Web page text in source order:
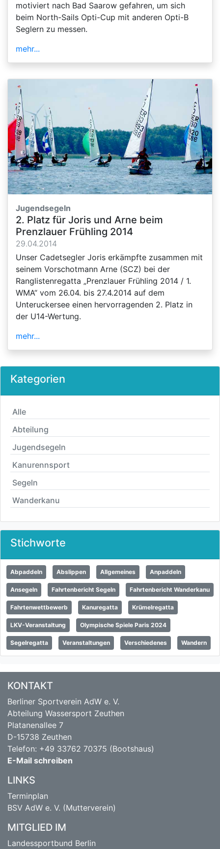
motiviert nach Bad Saarow gefahren, um sich
beim North-Sails Opti-Cup mit anderen Opti-B
Seglern zu messen.
mehr...
Jugendsegeln
2. Platz für Joris und Arne beim
Prenzlauer Frühling 2014
29.04.2014
Unser Cadetsegler Joris erkämpfte zusammen mit
seinem Vorschotmann Arne (SCZ) bei der
Ranglistenregatta „Prenzlauer Frühling 2014 / 1.
WMA“ vom 26.04. bis 27.4.2014 auf dem
Unteruckersee einen hervorragenden 2. Platz in
der U14-Wertung.
mehr...
Kategorien
Alle
Abteilung
Jugendsegeln
Kanurennsport
Segeln
Wanderkanu
Stichworte
Abpaddeln Abslippen Allgemeines Anpaddeln
Ansegeln Fahrtenbericht Segeln Fahrtenbericht Wanderkanu
Fahrtenwettbewerb Kanuregatta Krümelregatta
LKV-Veranstaltung Olympische Spiele Paris 2024
Segelregatta Veranstaltungen Verschiedenes Wandern
KONTAKT
Berliner Sportverein AdW e. V.
Abteilung Wassersport Zeuthen
Platanenallee 7
D-15738 Zeuthen
Telefon: +49 33762 70375 (Bootshaus)
E-Mail schreiben
LINKS
Terminplan
BSV AdW e. V. (Mutterverein)
MITGLIED IM
Landessportbund Berlin